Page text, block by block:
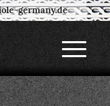
germany.de